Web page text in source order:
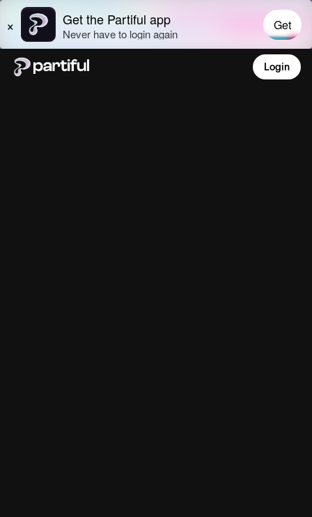
Login